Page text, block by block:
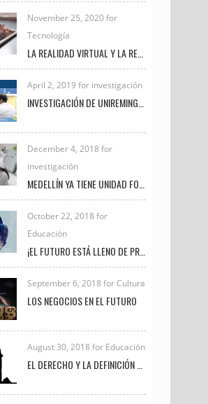
November 25, 2020 for
Tecnología
April 2, 2019 for investigación
December 4, 2018 for
investigación
October 22, 2018 for
Educación
September 6, 2018 for Cultura
LOS NEGOCIOS EN EL FUTURO
August 30, 2018 for Educación